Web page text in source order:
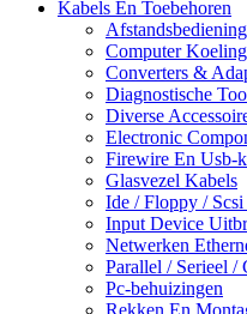
Kabels En Toebehoren
Computer
Converters &
Diagnostische
Diverse
Electronic
Firewire En Usb-
Glasvezel Kabels
Ide / Floppy / Scsi
Input Device
Netwerken
Parallel / Serieel /
Pc-behuizingen